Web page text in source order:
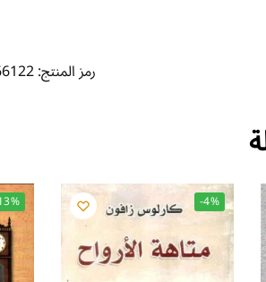
رمز المنتج:
-4%